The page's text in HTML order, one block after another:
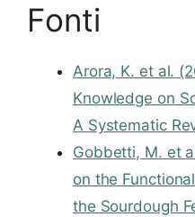
Fonti
Arora, K. et al.
Knowledge on
A Systematic
Gobbetti, M. et
on the
the Sourdough